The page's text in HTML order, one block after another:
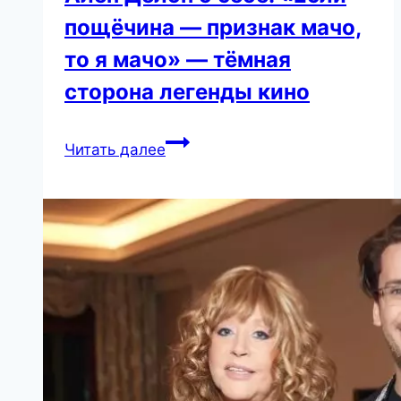
пощёчина — признак мачо,
то я мачо» — тёмная
сторона легенды кино
Читать далееАлен
себе:
«Если
признак
мачо,
то
я